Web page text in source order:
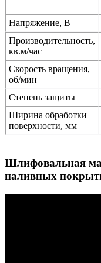
Напряжение, В
Производительность,
кв.м/час
Скорость вращения,
об/мин
Степень защиты
Ширина обработки
поверхности, мм
Шлифовальная
наливных